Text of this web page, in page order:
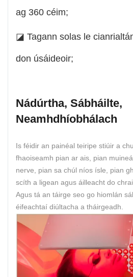
ag 360 céim;
◪ Tagann solas le
don úsáideoir;
Nádúrtha, Sábháilte,
Neamhdhíobhálach
Is féidir an painéal teiripe stiúir a
fhaoiseamh pian ar ais, pian
nerve, pian sa chúl níos ísle, pian
scíth a ligean agus áilleacht do
Agus tá an táirge seo go hiomlán
éifeachtaí diúltacha a tháirgeadh.